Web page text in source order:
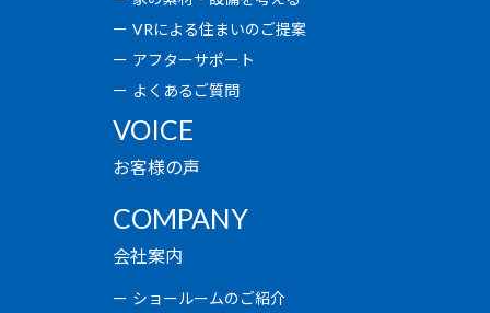
VRによる住まいのご提案
アフターサポート
よくあるご質問
VOICE
お客様の声
COMPANY
会社案内
ショールームのご紹介